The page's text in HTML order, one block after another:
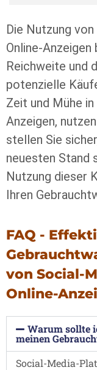
Die Nutzung
Online-
Reichweite und
potenzielle
Zeit und Mühe
Anzeigen,
stellen Sie
neuesten Stand
Nutzung dieser
Ihren
FAQ -
von Social-
Online-
Warum sollte
meinen
Social-Media-